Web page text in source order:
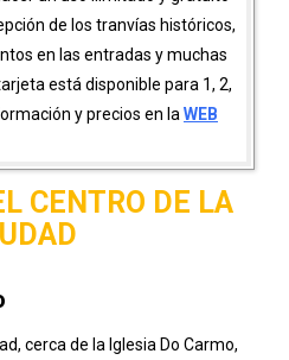
de los tranvías históricos,
en las entradas y muchas
está disponible para 1, 2,
y precios en laWEB
CENTRO DE LA
cerca de la Iglesia Do Carmo,